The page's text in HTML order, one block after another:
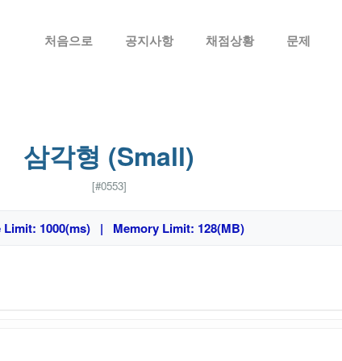
처음으로 공지사항 채점상황 문제
삼각형 (Small)
[#0553]
Limit: 1000(ms) | Memory Limit: 128(MB)